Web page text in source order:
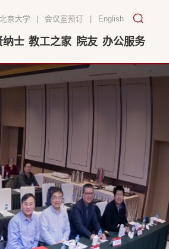
北京大学 会议室预订 English
纳士 教工之家 院友 办公服务